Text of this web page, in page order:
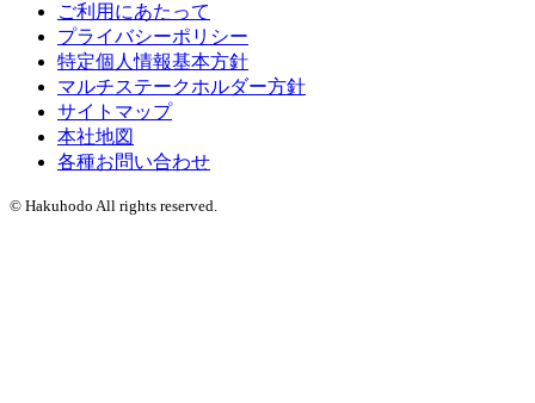
ご利用にあたって
プライバシーポリシー
特定個人情報基本方針
マルチステークホルダー方針
サイトマップ
本社地図
各種お問い合わせ
© Hakuhodo All rights reserved.